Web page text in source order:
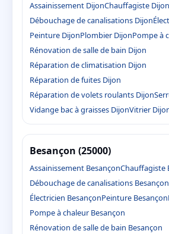
Assainissement DijonChauffagiste Dijon
Débouchage de canalisations Dijon
Peinture DijonPlombier DijonPompe à
Rénovation de salle de bain Dijon
Réparation de climatisation Dijon
Réparation de fuites Dijon
Réparation de volets roulants Dijon
Vidange bac à graisses DijonVitrier
Besançon (25000)
Assainissement BesançonChauffagiste
Débouchage de canalisations Besançon
Électricien BesançonPeinture Besançon
Pompe à chaleur Besançon
Rénovation de salle de bain Besançon